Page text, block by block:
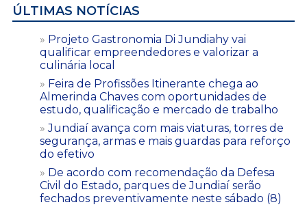
ÚLTIMAS NOTÍCIAS
Projeto Gastronomia Di Jundiahy vai
qualificar empreendedores e valorizar a
culinária local
Feira de Profissões Itinerante chega ao
Almerinda Chaves com oportunidades de
estudo, qualificação e mercado de trabalho
Jundiaí avança com mais viaturas, torres de
segurança, armas e mais guardas para reforço
do efetivo
De acordo com recomendação da Defesa
Civil do Estado, parques de Jundiaí serão
fechados preventivamente neste sábado (8)